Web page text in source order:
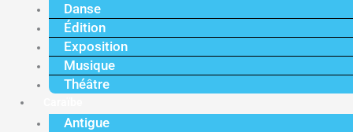
Danse
Édition
Exposition
Musique
Théâtre
Antigue